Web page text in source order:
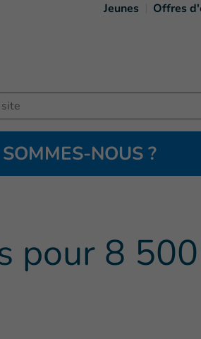
Jeunes Offres
NOUS ?
pour 8